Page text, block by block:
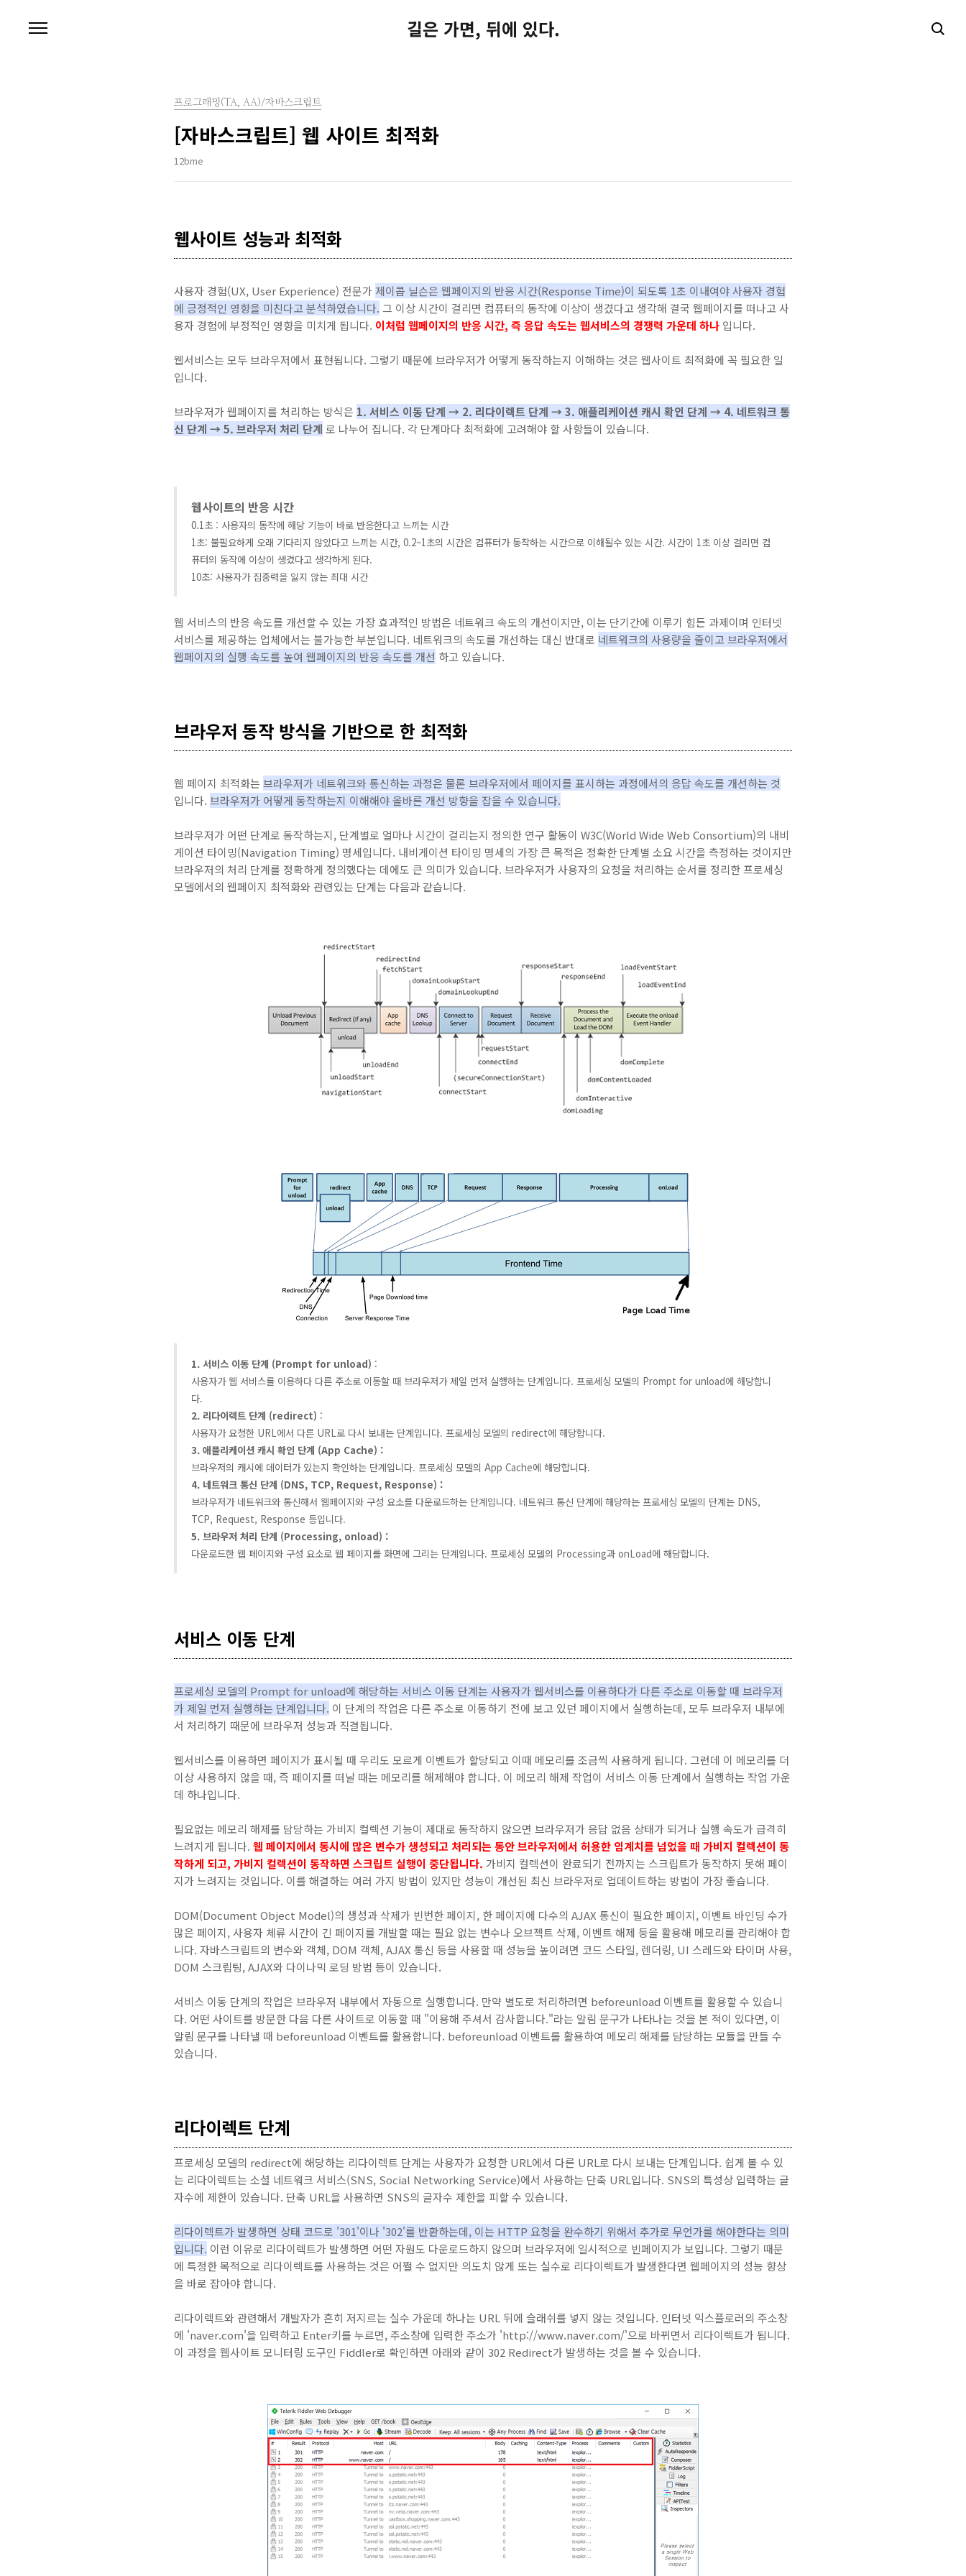
길은 가면, 뒤에 있다.
프로그래밍(TA, AA)/자바스크립트
[자바스크립트] 웹 사이트 최적화
12bme
웹사이트 성능과 최적화
사용자 경험(UX, User Experience) 전문가 제이콥 닐슨은 웹페이지의 반응 시간(Response Time)이 되도록 1초 이내여야 사용자 경험
에 긍정적인 영향을 미친다고 분석하였습니다. 그 이상 시간이 걸리면 컴퓨터의 동작에 이상이 생겼다고 생각해 결국 웹페이지를 떠나고 사
용자 경험에 부정적인 영향을 미치게 됩니다. 이처럼 웹페이지의 반응 시간, 즉 응답 속도는 웹서비스의 경쟁력 가운데 하나 입니다.
웹서비스는 모두 브라우저에서 표현됩니다. 그렇기 때문에 브라우저가 어떻게 동작하는지 이해하는 것은 웹사이트 최적화에 꼭 필요한 일
입니다.
브라우저가 웹페이지를 처리하는 방식은 1. 서비스 이동 단계 → 2. 리다이렉트 단계 → 3. 애플리케이션 캐시 확인 단계 → 4. 네트워크 통
신 단계 → 5. 브라우저 처리 단계 로 나누어 집니다. 각 단계마다 최적화에 고려해야 할 사항들이 있습니다.
웹사이트의 반응 시간
0.1초 : 사용자의 동작에 해당 기능이 바로 반응한다고 느끼는 시간
1초: 불필요하게 오래 기다리지 않았다고 느끼는 시간, 0.2~1초의 시간은 컴퓨터가 동작하는 시간으로 이해될수 있는 시간. 시간이 1초 이상 걸리면 컴
퓨터의 동작에 이상이 생겼다고 생각하게 된다.
10초: 사용자가 집중력을 잃지 않는 최대 시간
웹 서비스의 반응 속도를 개선할 수 있는 가장 효과적인 방법은 네트워크 속도의 개선이지만, 이는 단기간에 이루기 힘든 과제이며 인터넷
서비스를 제공하는 업체에서는 불가능한 부분입니다. 네트워크의 속도를 개선하는 대신 반대로 네트워크의 사용량을 줄이고 브라우저에서
웹페이지의 실행 속도를 높여 웹페이지의 반응 속도를 개선 하고 있습니다.
브라우저 동작 방식을 기반으로 한 최적화
웹 페이지 최적화는 브라우저가 네트워크와 통신하는 과정은 물론 브라우저에서 페이지를 표시하는 과정에서의 응답 속도를 개선하는 것
입니다. 브라우저가 어떻게 동작하는지 이해해야 올바른 개선 방향을 잡을 수 있습니다.
브라우저가 어떤 단계로 동작하는지, 단계별로 얼마나 시간이 걸리는지 정의한 연구 활동이 W3C(World Wide Web Consortium)의 내비
게이션 타이밍(Navigation Timing) 명세입니다. 내비게이션 타이밍 명세의 가장 큰 목적은 정확한 단계별 소요 시간을 측정하는 것이지만
브라우저의 처리 단계를 정확하게 정의했다는 데에도 큰 의미가 있습니다. 브라우저가 사용자의 요청을 처리하는 순서를 정리한 프로세싱
모델에서의 웹페이지 최적화와 관련있는 단계는 다음과 같습니다.
1. 서비스 이동 단계 (Prompt for unload) :
사용자가 웹 서비스를 이용하다 다른 주소로 이동할 때 브라우저가 제일 먼저 실행하는 단계입니다. 프로세싱 모델의 Prompt for unload에 해당합니
다.
2. 리다이렉트 단계 (redirect) :
사용자가 요청한 URL에서 다른 URL로 다시 보내는 단계입니다. 프로세싱 모델의 redirect에 해당합니다.
3. 애플리케이션 캐시 확인 단계 (App Cache) :
브라우저의 캐시에 데이터가 있는지 확인하는 단계입니다. 프로세싱 모델의 App Cache에 해당합니다.
4. 네트워크 통신 단계 (DNS, TCP, Request, Response) :
브라우저가 네트워크와 통신해서 웹페이지와 구성 요소를 다운로드하는 단계입니다. 네트워크 통신 단계에 해당하는 프로세싱 모델의 단계는 DNS,
TCP, Request, Response 등입니다.
5. 브라우저 처리 단계 (Processing, onload) :
다운로드한 웹 페이지와 구성 요소로 웹 페이지를 화면에 그리는 단계입니다. 프로세싱 모델의 Processing과 onLoad에 해당합니다.
서비스 이동 단계
프로세싱 모델의 Prompt for unload에 해당하는 서비스 이동 단계는 사용자가 웹서비스를 이용하다가 다른 주소로 이동할 때 브라우저
가 제일 먼저 실행하는 단계입니다. 이 단계의 작업은 다른 주소로 이동하기 전에 보고 있던 페이지에서 실행하는데, 모두 브라우저 내부에
서 처리하기 때문에 브라우저 성능과 직결됩니다.
웹서비스를 이용하면 페이지가 표시될 때 우리도 모르게 이벤트가 할당되고 이때 메모리를 조금씩 사용하게 됩니다. 그런데 이 메모리를 더
이상 사용하지 않을 때, 즉 페이지를 떠날 때는 메모리를 해제해야 합니다. 이 메모리 해제 작업이 서비스 이동 단계에서 실행하는 작업 가운
데 하나입니다.
필요없는 메모리 해제를 담당하는 가비지 컬렉션 기능이 제대로 동작하지 않으면 브라우저가 응답 없음 상태가 되거나 실행 속도가 급격히
느려지게 됩니다. 웹 페이지에서 동시에 많은 변수가 생성되고 처리되는 동안 브라우저에서 허용한 임계치를 넘었을 때 가비지 컬렉션이 동
작하게 되고, 가비지 컬렉션이 동작하면 스크립트 실행이 중단됩니다. 가비지 컬렉션이 완료되기 전까지는 스크립트가 동작하지 못해 페이
지가 느려지는 것입니다. 이를 해결하는 여러 가지 방법이 있지만 성능이 개선된 최신 브라우저로 업데이트하는 방법이 가장 좋습니다.
DOM(Document Object Model)의 생성과 삭제가 빈번한 페이지, 한 페이지에 다수의 AJAX 통신이 필요한 페이지, 이벤트 바인딩 수가
많은 페이지, 사용자 체류 시간이 긴 페이지를 개발할 때는 필요 없는 변수나 오브젝트 삭제, 이벤트 해제 등을 활용해 메모리를 관리해야 합
니다. 자바스크립트의 변수와 객체, DOM 객체, AJAX 통신 등을 사용할 때 성능을 높이려면 코드 스타일, 렌더링, UI 스레드와 타이머 사용,
DOM 스크립팅, AJAX와 다이나믹 로딩 방법 등이 있습니다.
서비스 이동 단계의 작업은 브라우저 내부에서 자동으로 실행합니다. 만약 별도로 처리하려면 beforeunload 이벤트를 활용할 수 있습니
다. 어떤 사이트를 방문한 다음 다른 사이트로 이동할 때 "이용해 주셔서 감사합니다."라는 알림 문구가 나타나는 것을 본 적이 있다면, 이
알림 문구를 나타낼 때 beforeunload 이벤트를 활용합니다. beforeunload 이벤트를 활용하여 메모리 해제를 담당하는 모듈을 만들 수
있습니다.
리다이렉트 단계
프로세싱 모델의 redirect에 해당하는 리다이렉트 단계는 사용자가 요청한 URL에서 다른 URL로 다시 보내는 단계입니다. 쉽게 볼 수 있
는 리다이렉트는 소셜 네트워크 서비스(SNS, Social Networking Service)에서 사용하는 단축 URL입니다. SNS의 특성상 입력하는 글
자수에 제한이 있습니다. 단축 URL을 사용하면 SNS의 글자수 제한을 피할 수 있습니다.
리다이렉트가 발생하면 상태 코드로 '301'이나 '302'를 반환하는데, 이는 HTTP 요청을 완수하기 위해서 추가로 무언가를 해야한다는 의미
입니다. 이런 이유로 리다이렉트가 발생하면 어떤 자원도 다운로드하지 않으며 브라우저에 일시적으로 빈페이지가 보입니다. 그렇기 때문
에 특정한 목적으로 리다이렉트를 사용하는 것은 어쩔 수 없지만 의도치 않게 또는 실수로 리다이렉트가 발생한다면 웹페이지의 성능 향상
을 바로 잡아야 합니다.
리다이렉트와 관련해서 개발자가 흔히 저지르는 실수 가운데 하나는 URL 뒤에 슬래쉬를 넣지 않는 것입니다. 인터넷 익스플로러의 주소창
에 'naver.com'을 입력하고 Enter키를 누르면, 주소창에 입력한 주소가 'http://www.naver.com/'으로 바뀌면서 리다이렉트가 됩니다.
이 과정을 웹사이트 모니터링 도구인 Fiddler로 확인하면 아래와 같이 302 Redirect가 발생하는 것을 볼 수 있습니다.